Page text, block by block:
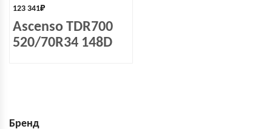
123 341₽
Ascenso TDR700
520/70R34 148D
Бренд